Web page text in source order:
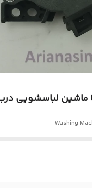
لباسشویی درب
Washing